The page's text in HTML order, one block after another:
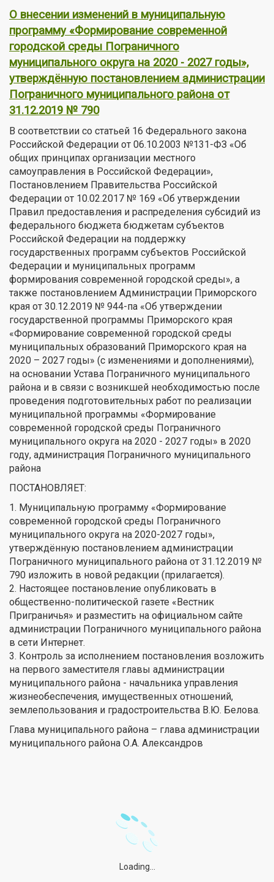
О внесении изменений в муниципальную
программу «Формирование современной
городской среды Пограничного
муниципального округа на 2020 - 2027 годы»,
утверждённую постановлением администрации
Пограничного муниципального района от
31.12.2019 № 790
В соответствии со статьей 16 Федерального закона
Российской Федерации от 06.10.2003 №131-ФЗ «Об
общих принципах организации местного
самоуправления в Российской Федерации»,
Постановлением Правительства Российской
Федерации от 10.02.2017 № 169 «Об утверждении
Правил предоставления и распределения субсидий из
федерального бюджета бюджетам субъектов
Российской Федерации на поддержку
государственных программ субъектов Российской
Федерации и муниципальных программ
формирования современной городской среды», а
также постановлением Администрации Приморского
края от 30.12.2019 № 944-па «Об утверждении
государственной программы Приморского края
«Формирование современной городской среды
муниципальных образований Приморского края на
2020 – 2027 годы» (с изменениями и дополнениями),
на основании Устава Пограничного муниципального
района и в связи с возникшей необходимостью после
проведения подготовительных работ по реализации
муниципальной программы «Формирование
современной городской среды Пограничного
муниципального округа на 2020 - 2027 годы» в 2020
году, администрация Пограничного муниципального
района
ПОСТАНОВЛЯЕТ:
1. Муниципальную программу «Формирование
современной городской среды Пограничного
муниципального округа на 2020-2027 годы»,
утверждённую постановлением администрации
Пограничного муниципального района от 31.12.2019 №
790 изложить в новой редакции (прилагается).
2. Настоящее постановление опубликовать в
общественно-политической газете «Вестник
Приграничья» и разместить на официальном сайте
администрации Пограничного муниципального района
в сети Интернет.
3. Контроль за исполнением постановления возложить
на первого заместителя главы администрации
муниципального района - начальника управления
жизнеобеспечения, имущественных отношений,
землепользования и градостроительства В.Ю. Белова.
Глава муниципального района – глава администрации
муниципального района О.А. Александров
Loading...